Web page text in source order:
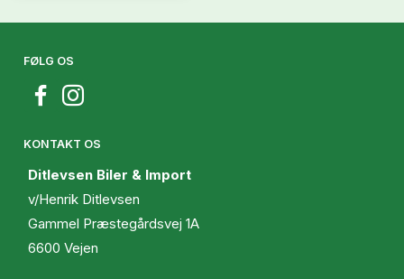
FØLG OS
KONTAKT OS
Ditlevsen Biler & Import
v/Henrik Ditlevsen
Gammel Præstegårdsvej 1A
6600 Vejen